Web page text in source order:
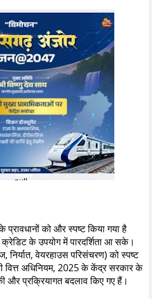
को और स्पष्ट किया गया है
के उपयोग में पारदर्शिता आ सके।
वेयरहाउस परिसंचरण) को स्पष्ट
वित्त अधिनियम, 2025 के केंद्र सरकार के
प्रक्रियागत बदलाव किए गए हैं।